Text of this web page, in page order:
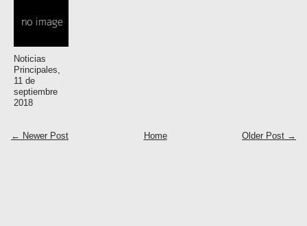
Noticias
Principales,
11 de
septiembre
2018
← Newer Post Older Post →
Home